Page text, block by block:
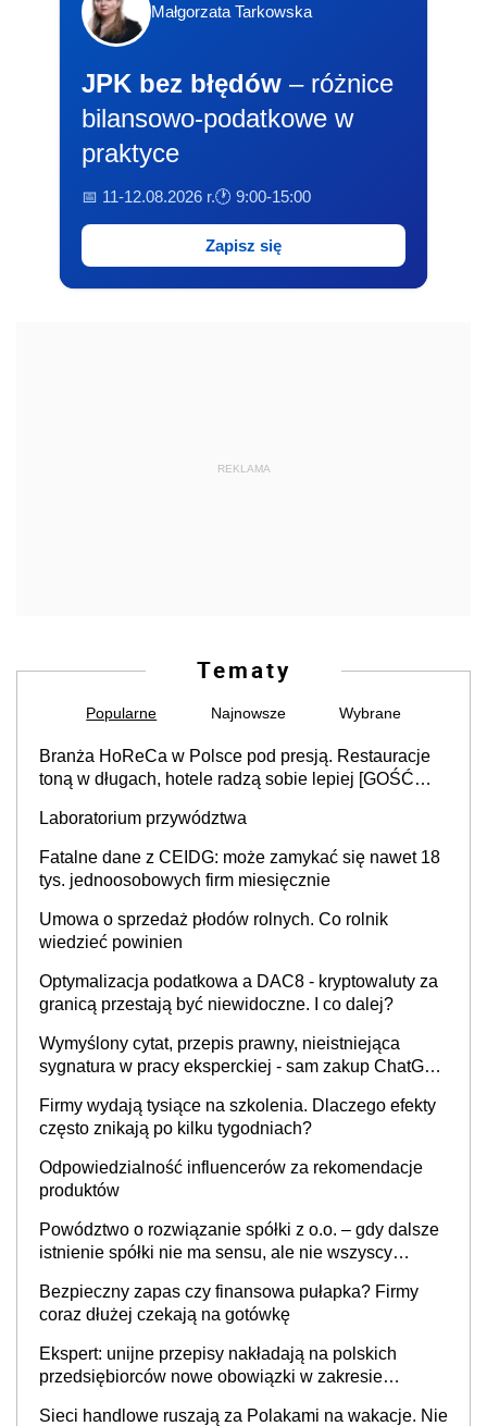
Małgorzata Tarkowska
JPK bez błędów – różnice
bilansowo-podatkowe w
praktyce
📅 11-12.08.2026 r.🕐 9:00-15:00
Zapisz się
REKLAMA
Tematy
Popularne Najnowsze Wybrane
Branża HoReCa w Polsce pod presją. Restauracje
toną w długach, hotele radzą sobie lepiej [GOŚĆ
Laboratorium przywództwa
Fatalne dane z CEIDG: może zamykać się nawet 18
tys. jednoosobowych firm miesięcznie
Umowa o sprzedaż płodów rolnych. Co rolnik
wiedzieć powinien
Optymalizacja podatkowa a DAC8 - kryptowaluty za
granicą przestają być niewidoczne. I co dalej?
Wymyślony cytat, przepis prawny, nieistniejąca
sygnatura w pracy eksperckiej - sam zakup ChatGPT
Firmy wydają tysiące na szkolenia. Dlaczego efekty
często znikają po kilku tygodniach?
Odpowiedzialność influencerów za rekomendacje
produktów
Powództwo o rozwiązanie spółki z o.o. – gdy dalsze
istnienie spółki nie ma sensu, ale nie wszyscy
Bezpieczny zapas czy finansowa pułapka? Firmy
coraz dłużej czekają na gotówkę
Ekspert: unijne przepisy nakładają na polskich
przedsiębiorców nowe obowiązki w zakresie
Sieci handlowe ruszają za Polakami na wakacje. Nie